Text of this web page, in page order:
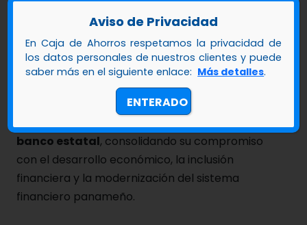
visión de futuro.
Andrés Farrugia G., gerente general de
Caja de Ahorros
banco estatal, consolidando su compromiso
con el desarrollo económico, la inclusión
financiera y la modernización del sistema
financiero panameño.
Aviso de Privacidad
En Caja de Ahorros respetamos la privacidad de
los datos personales de nuestros clientes y puede
saber más en el siguiente enlace: Más detalles.
ENTERADO